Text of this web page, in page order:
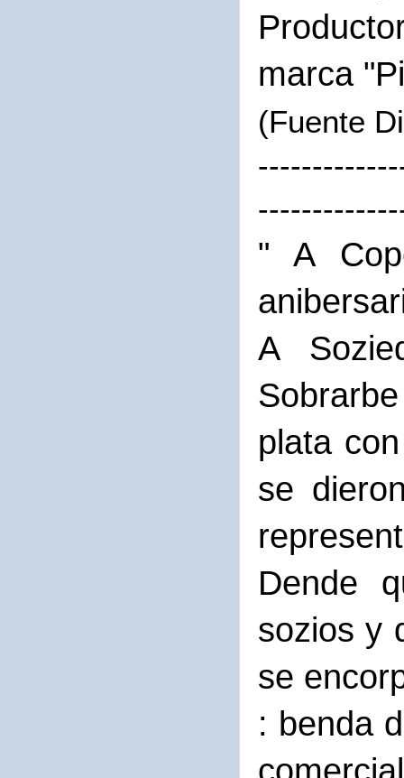
marca
(Fuente
" A
A
plata
se
Dende
sozios y
se
: benda